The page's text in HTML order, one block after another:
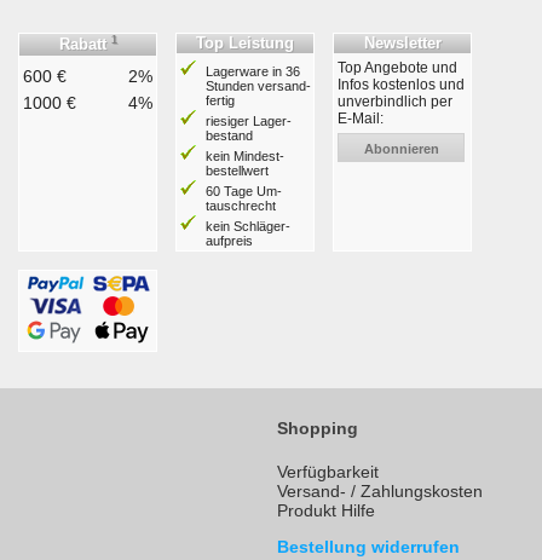
Rabatt 1
600 €
2%
1000 €
4%
Top Leistung
Lagerware in 36
Stunden ver­sand­
fertig
riesiger Lager­
bestand
kein Mindest­
bestell­wert
60 Tage Um­
tausch­recht
kein Schläger­
aufpreis
Newsletter
Top Angebote und
Infos kostenlos und
unverbindlich per
E-Mail:
Abonnieren
Shopping
Verfügbarkeit
Versand- / Zahlungskosten
Produkt Hilfe
Bestellung widerrufen